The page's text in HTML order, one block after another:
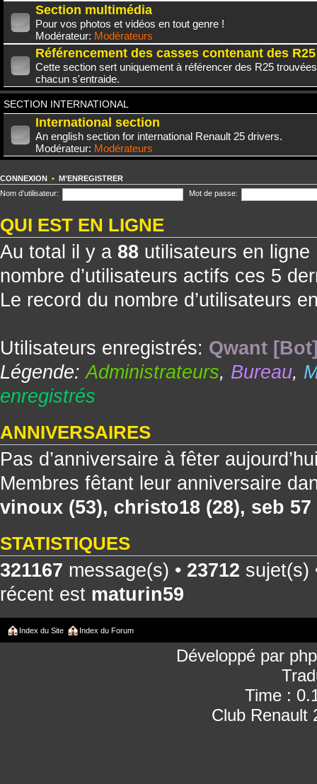
Section multimédia
Pour vos photos et vidéos en tout genre !
Modérateur: Modérateurs
Référencement des casses contenant des R25
Cette section sert uniquement à référencer des R25
chacun s'entraide.
SECTION INTERNATIONAL
International section
An english section for international Renault 25 drivers.
Modérateur: Modérateurs
CONNEXION • M’ENREGISTRER
Nom d’utilisateur:
Mot de passe:
QUI EST EN LIGNE
Au total il y a 88 utilisateurs en
nombre d’utilisateurs actifs ces 5
Le record du nombre d’utilisateurs
Utilisateurs enregistrés: Qwant
Légende:Administrateurs, Bureau,
enregistrés
ANNIVERSAIRES
Pas d’anniversaire à fêter
Membres fêtant leur anniversaire
vinoux (53), christo18 (28), seb 57
STATISTIQUES
321167 message(s) • 23712 sujet(s)
récent est maturin59
Index du Site Index du Forum
Développé par
Time :
Club Renault